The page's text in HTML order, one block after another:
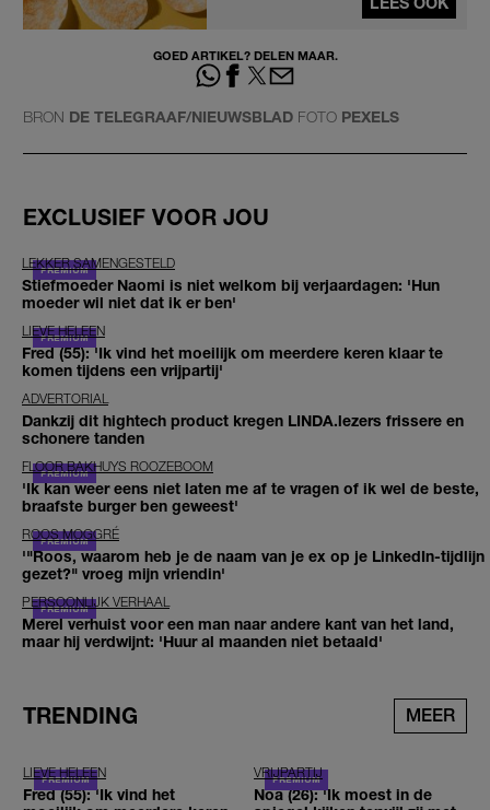
GOED ARTIKEL? DELEN MAAR.
BRON DE TELEGRAAF/NIEUWSBLAD FOTO PEXELS
EXCLUSIEF VOOR JOU
LEKKER SAMENGESTELD
Stiefmoeder Naomi is niet welkom bij verjaardagen: 'Hun
moeder wil niet dat ik er ben'
LIEVE HELEEN
Fred (55): 'Ik vind het moeilijk om meerdere keren klaar te
komen tijdens een vrijpartij'
ADVERTORIAL
Dankzij dit hightech product kregen LINDA.lezers frissere en
schonere tanden
FLOOR BAKHUYS ROOZEBOOM
'Ik kan weer eens niet laten me af te vragen of ik wel de beste,
braafste burger ben geweest'
ROOS MOGGRÉ
'"Roos, waarom heb je de naam van je ex op je LinkedIn-tijdlijn
gezet?" vroeg mijn vriendin'
PERSOONLIJK VERHAAL
Merel verhuist voor een man naar andere kant van het land,
maar hij verdwijnt: 'Huur al maanden niet betaald'
TRENDING MEER
LIEVE HELEEN
Fred (55): 'Ik vind het
VRIJPARTIJ
Noa (26): 'Ik moest in de